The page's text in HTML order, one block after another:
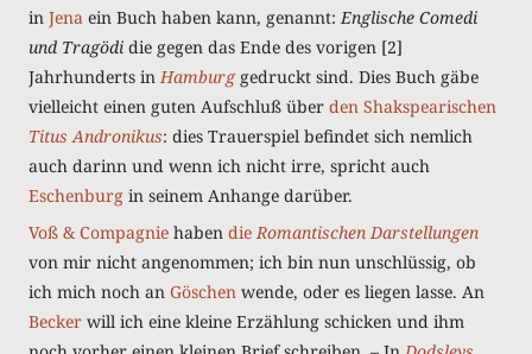
in Jena ein Buch haben kann, genannt:Englische Comedi
und Tragödi die gegen das Ende des vorigen [2]
Jahrhunderts inHamburggedruckt sind. Dies Buch gäbe
vielleicht einen guten Aufschluß über den Shakspearischen
Titus Andronikus: dies Trauerspiel befindet sich nemlich
auch darinn und wenn ich nicht irre, spricht auch
Eschenburg in seinem Anhange darüber.
Voß & Compagnie haben dieRomantischen Darstellungen
von mir nicht angenommen; ich bin nun unschlüssig, ob
ich mich noch an Göschen wende, oder es liegen lasse. An
Becker will ich eine kleine Erzählung schicken und ihm